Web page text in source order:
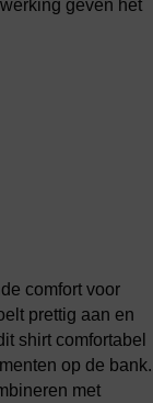
geven het
comfort voor
prettig aan en
shirt comfortabel
op de bank.
met